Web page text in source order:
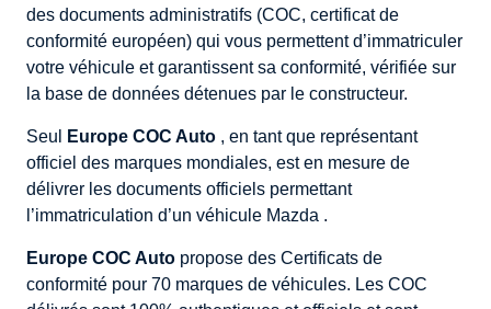
des documents administratifs (COC, certificat de
conformité européen) qui vous permettent d’immatriculer
votre véhicule et garantissent sa conformité, vérifiée sur
la base de données détenues par le constructeur.
Seul Europe COC Auto, en tant que représentant
officiel des marques mondiales, est en mesure de
délivrer les documents officiels permettant
l’immatriculation d’un véhicule Mazda .
Europe COC Autopropose des Certificats de
conformité pour 70 marques de véhicules. Les COC